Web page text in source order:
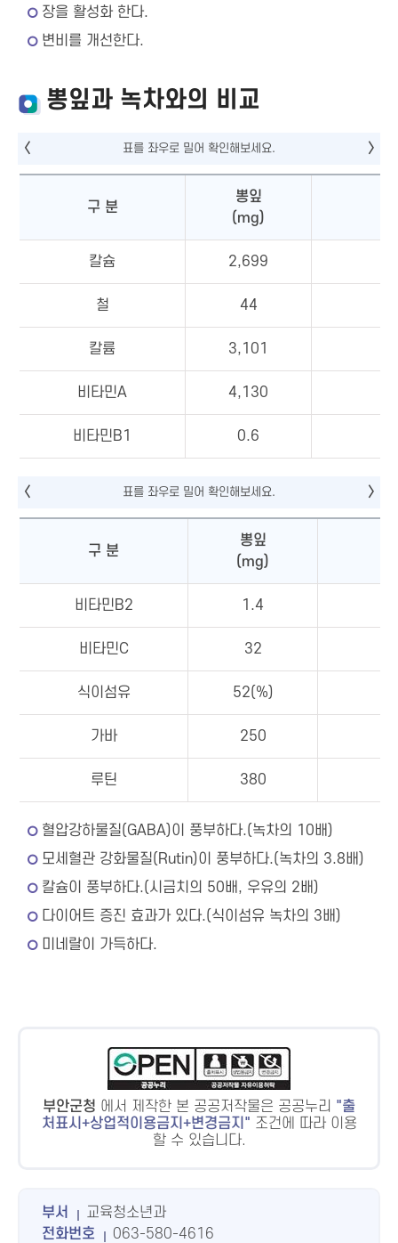
장을 활성화 한다.
변비를 개선한다.
뽕잎과 녹차와의 비교
구 분
뽕잎
(mg)
칼슘 2,699
철 44
칼륨 3,101
비타민A 4,130
비타민B1 0.6
구 분
뽕잎
(mg)
비타민B2 1.4
비타민C 32
식이섬유 52(%)
가바 250
루틴 380
혈압강하물질(GABA)이 풍부하다.(녹차의 10배)
모세혈관 강화물질(Rutin)이 풍부하다.(녹차의 3.8배)
칼슘이 풍부하다.(시금치의 50배, 우유의 2배)
다이어트 증진 효과가 있다.(식이섬유 녹차의 3배)
미네랄이 가득하다.
부안군청 에서 제작한 본 공공저작물은 공공누리
출
처표시+상업적이용금지+변경금지
조건에 따라 이용
할 수 있습니다.
부서
교육청소년과
전화번호
063-580-4616